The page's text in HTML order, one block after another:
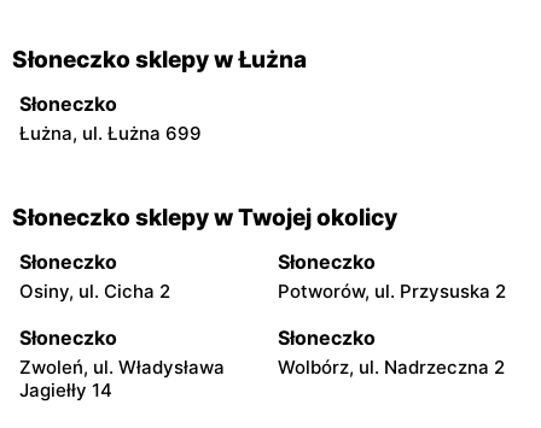
Słoneczko sklepy w Łużna
Słoneczko
Łużna, ul. Łużna 699
Słoneczko sklepy w Twojej okolicy
Słoneczko
Osiny, ul. Cicha 2
Słoneczko
Potworów, ul. Przysuska 2
Słoneczko
Zwoleń, ul. Władysława
Jagiełły 14
Słoneczko
Wolbórz, ul. Nadrzeczna 2